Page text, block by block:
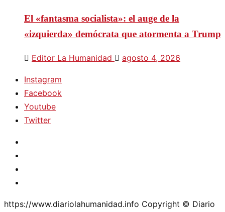
El «fantasma socialista»: el auge de la
«izquierda» demócrata que atormenta a Trump
Editor La Humanidad agosto 4, 2026
Instagram
Facebook
Youtube
Twitter
https://www.diariolahumanidad.info Copyright © Diario